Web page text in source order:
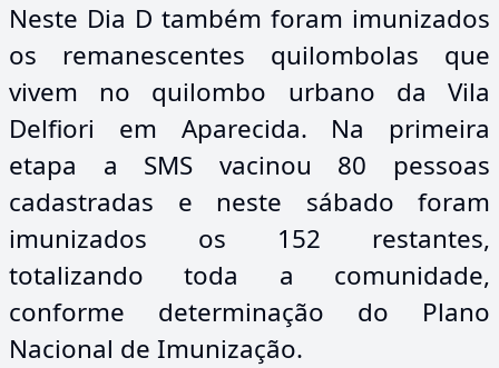
Neste Dia D também foram imunizados
os remanescentes quilombolas que
vivem no quilombo urbano da Vila
Delfiori em Aparecida. Na primeira
etapa a SMS vacinou 80 pessoas
cadastradas e neste sábado foram
imunizados os 152 restantes,
totalizando toda a comunidade,
conforme determinação do Plano
Nacional de Imunização.